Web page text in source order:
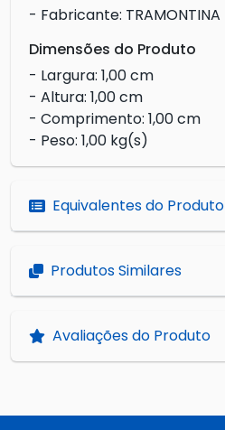
- Fabricante: TRAMONTINA
Dimensões do Produto
- Largura: 1,00 cm
- Altura: 1,00 cm
- Comprimento: 1,00 cm
- Peso: 1,00 kg(s)
Equivalentes do Produto
Produtos Similares
Avaliações do Produto